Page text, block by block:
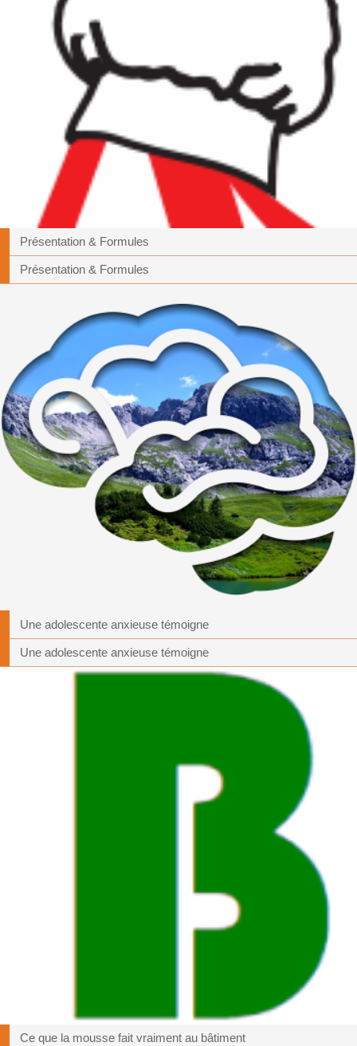
Présentation & Formules
Présentation & Formules
Une adolescente anxieuse témoigne
Une adolescente anxieuse témoigne
Ce que la mousse fait vraiment au bâtiment